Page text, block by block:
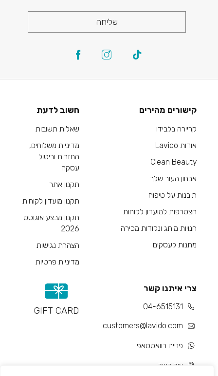
שליחה
קישורים מהירים
קריירה בלבידו
אודות Lavido
Clean Beauty
אבחון העור שלך
תובנות על טיפוח
הצטרפות למועדון לקוחות
חנויות מותג ונקודות מכירה
מתנות לעסקים
חשוב לדעת
שאלות תשובות
מדיניות משלוחים,
החזרות וביטול
עסקה
תקנון אתר
תקנון מועדון לקוחות
תקנון מבצע אוגוסט
2026
הצהרת נגישות
מדיניות פרטיות
צרי איתנו קשר
04-6515131
customers@lavido.com
פנייה בוואטסאפ
צור קשר
GIFT CARD